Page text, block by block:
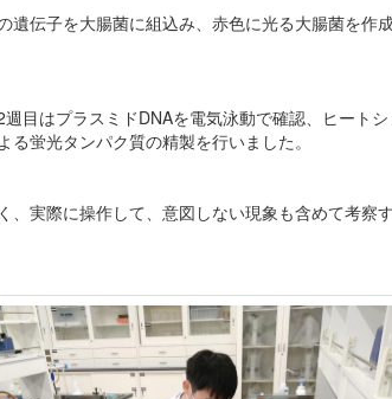
伝子を大腸菌に組込み、赤色に光る大腸菌を作
目はプラスミドDNAを電気泳動で確認、ヒートシ
蛍光タンパク質の精製を行いました。
実際に操作して、意図しない現象も含めて考察